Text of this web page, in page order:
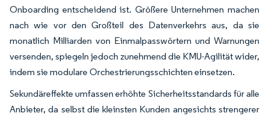
Onboarding entscheidend ist. Größere Unternehmen machen
nach wie vor den Großteil des Datenverkehrs aus, da sie
monatlich Milliarden von Einmalpasswörtern und Warnungen
versenden, spiegeln jedoch zunehmend die KMU-Agilität wider,
indem sie modulare Orchestrierungsschichten einsetzen.
Sekundäreffekte umfassen erhöhte Sicherheitsstandards für alle
Anbieter, da selbst die kleinsten Kunden angesichts strengerer